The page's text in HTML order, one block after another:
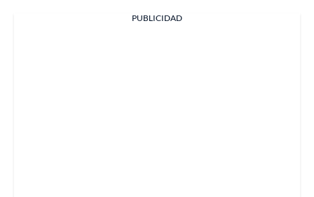
PUBLICIDAD